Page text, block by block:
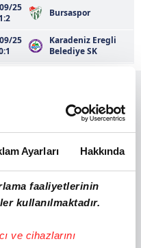
Ayarları Hakkında
faaliyetlerinin
kullanılmaktadır.
ve cihazlarını
25
1:2
Bursaspor
25
Karadeniz Eregli
Belediye SK